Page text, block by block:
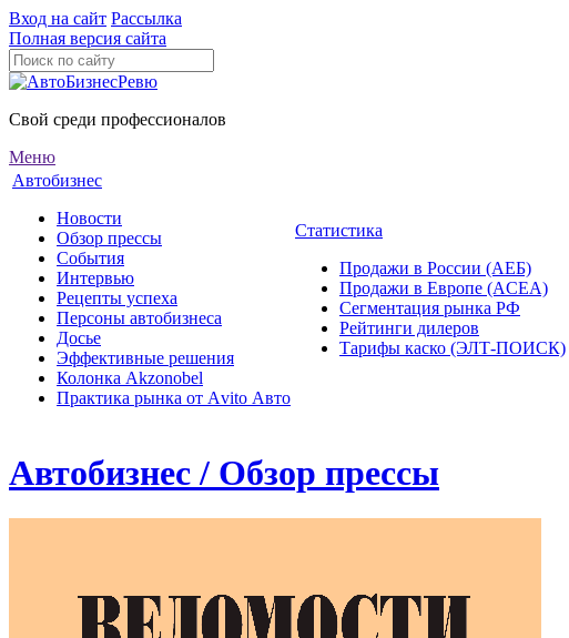
Вход на сайт Рассылка
Полная версия сайта
Свой среди профессионалов
Меню
Автобизнес
Новости
Обзор прессы
События
Интервью
Рецепты успеха
Персоны автобизнеса
Досье
Эффективные решения
Колонка Akzonobel
Практика рынка от Аvito Авто
Статистика
Продажи в России (АЕБ)
Продажи в Европе (ACEA)
Сегментация рынка РФ
Рейтинги дилеров
Тарифы каско (ЭЛТ-ПОИСК)
Автобизнес / Обзор прессы